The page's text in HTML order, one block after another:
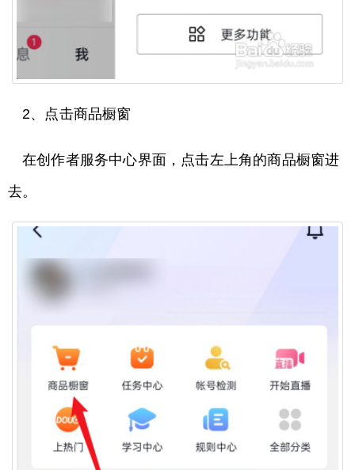
2、点击商品橱窗
在创作者服务中心界面，点击左上角的商品橱窗进
去。